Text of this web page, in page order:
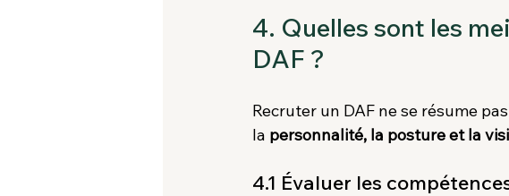
4. Quelles sont les
DAF ?
Recruter un DAF ne se résume
la personnalité, la posture et la
4.1 Évaluer les